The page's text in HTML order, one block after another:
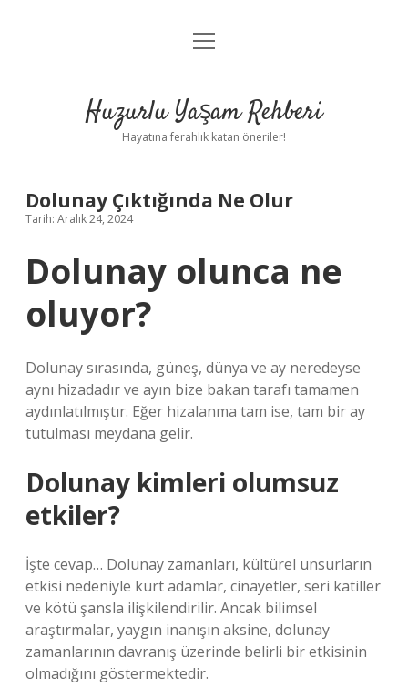
Anasayfa
Yasal Uyarı
menüyü
Huzurlu Yaşam Rehberi
Hayatına ferahlık katan öneriler!
Dolunay Çıktığında Ne Olur
Tarih: Aralık 24, 2024
Dolunay olunca ne
oluyor?
Dolunay sırasında, güneş, dünya ve ay neredeyse
aynı hizadadır ve ayın bize bakan tarafı tamamen
aydınlatılmıştır. Eğer hizalanma tam ise, tam bir ay
tutulması meydana gelir.
Dolunay kimleri olumsuz
etkiler?
İşte cevap… Dolunay zamanları, kültürel unsurların
etkisi nedeniyle kurt adamlar, cinayetler, seri katiller
ve kötü şansla ilişkilendirilir. Ancak bilimsel
araştırmalar, yaygın inanışın aksine, dolunay
zamanlarının davranış üzerinde belirli bir etkisinin
olmadığını göstermektedir.